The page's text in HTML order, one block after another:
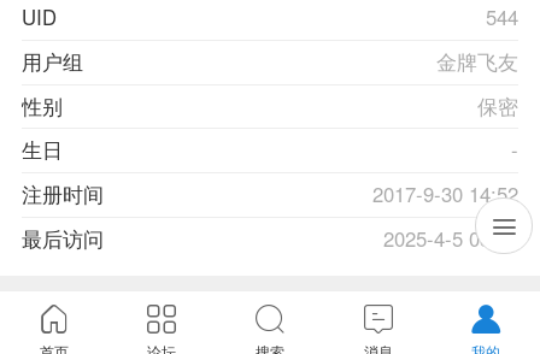
UID
544
用户组
金牌飞友
性别
保密
生日
-
注册时间
2017-9-30 14:52
最后访问
2025-4-5 08:09